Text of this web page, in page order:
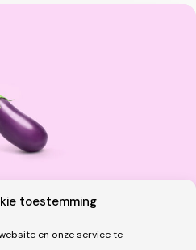
toestemming
en onze service te